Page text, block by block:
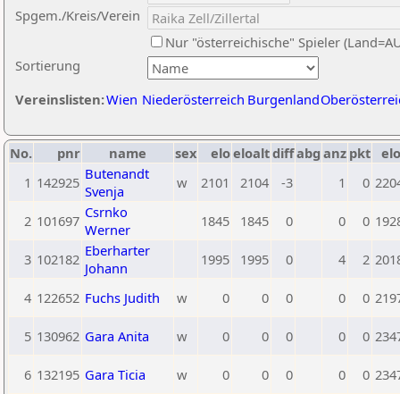
Sortierung
Spgem./Kreis/Verein
Nur "österreichische" Spieler
Vereinslisten:Wien Niederösterreich Burgenland
No. pnr name sex eloeloaltdiffabg anz pkt
1 142925 Butenandt
Svenja
w 2101 2104 -3 1 0
2 101697 Csrnko
Werner
1845 1845 0 0 0
3 102182 Eberharter
Johann
1995 1995 0 4 2
4 122652 Fuchs Judith w 0 0 0 0 0
5 130962 Gara Anita w 0 0 0 0 0
6 132195 Gara Ticia w 0 0 0 0 0